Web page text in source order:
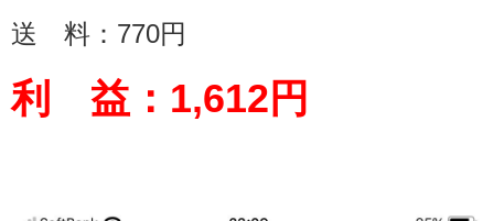
送 料： 770円
利 益： 1,612円